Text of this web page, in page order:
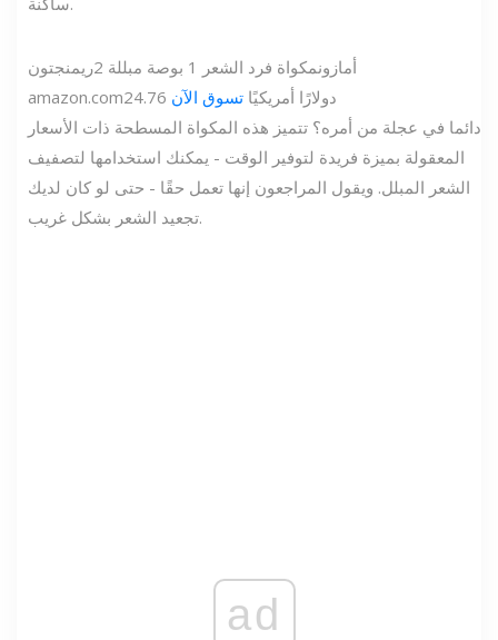
أمازونمكواة فرد الشعر 1 بوصة مبللة 2
ريمنجتون
amazon.com
24.76 دولارًا أمريكيًا تسوق الآن
دائما في عجلة من أمره؟ تتميز هذه المكواة المسطحة ذات الأسعار
المعقولة بميزة فريدة لتوفير الوقت - يمكنك استخدامها لتصفيف
الشعر المبلل. ويقول المراجعون إنها تعمل حقًا - حتى لو كان لديك
تجعيد الشعر بشكل غريب.
ad